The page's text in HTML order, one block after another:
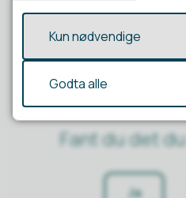
Fant du det
Ja
Kun nødvendige
Godta alle